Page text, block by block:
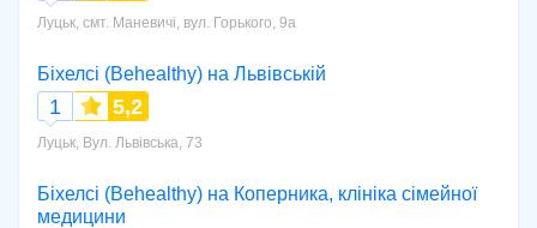
Луцьк, смт. Маневичі, вул. Горького, 9а
Біхелсі (Behealthy) на Львівській
1 5,2
Луцьк, Вул. Львівська, 73
Біхелсі (Behealthy) на Коперника, клініка сімейної
медицини